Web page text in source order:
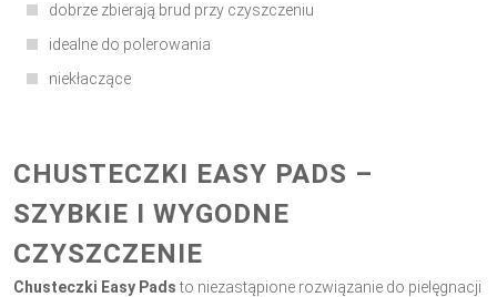
dobrze zbierają brud przy czyszczeniu
idealne do polerowania
niekłaczące
CHUSTECZKI EASY PADS –
SZYBKIE I WYGODNE
CZYSZCZENIE
Chusteczki Easy Padsto niezastąpione rozwiązanie do pielęgnacji